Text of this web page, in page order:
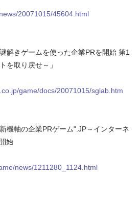
20071015/45604.html
解きゲームを使った企業PRを開始 第1
を取り戻せ～」
game/docs/20071015/sglab.htm
機軸の企業PRゲーム".JP～インターネ
始
news/1211280_1124.html